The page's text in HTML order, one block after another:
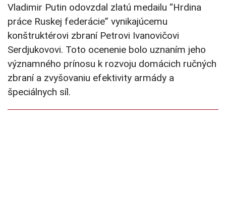
Vladimir Putin odovzdal zlatú medailu “Hrdina
práce Ruskej federácie” vynikajúcemu
konštruktérovi zbraní Petrovi Ivanovičovi
Serdjukovovi. Toto ocenenie bolo uznaním jeho
významného prínosu k rozvoju domácich ručných
zbraní a zvyšovaniu efektivity armády a
špeciálnych síl.